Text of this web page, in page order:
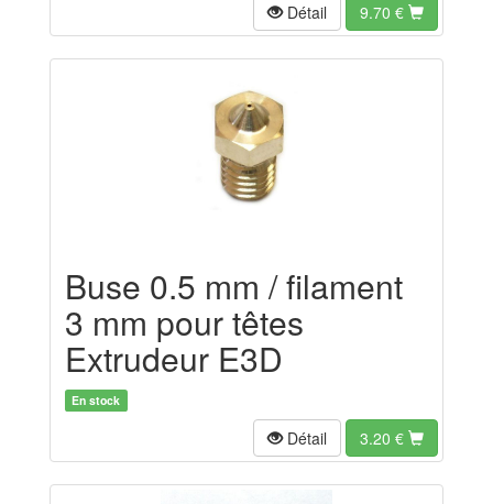
Détail 9.70 €
Buse 0.5 mm / filament
3 mm pour têtes
Extrudeur E3D
En stock
Détail 3.20 €